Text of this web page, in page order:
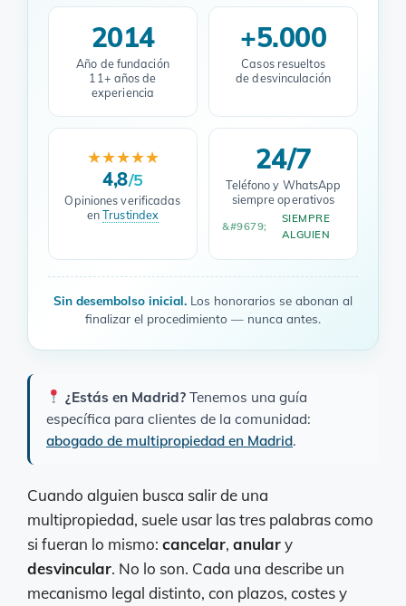
2014
Año de fundación
11+ años de
experiencia
+5.000
Casos resueltos
de desvinculación
★★★★★
4,8/5
Opiniones verificadas
enTrustindex
24/7
Teléfono y WhatsApp
siempre operativos
SIEMPRE
ALGUIEN
Sin desembolso inicial. Los honorarios se abonan al
finalizar el procedimiento — nunca antes.
¿Estás en Madrid? Tenemos una guía
específica para clientes de la comunidad:
abogado de multipropiedad en Madrid.
Cuando alguien busca salir de una
multipropiedad, suele usar las tres palabras como
si fueran lo mismo: cancelar, anulary
desvincular. No lo son. Cada una describe un
mecanismo legal distinto, con plazos, costes y